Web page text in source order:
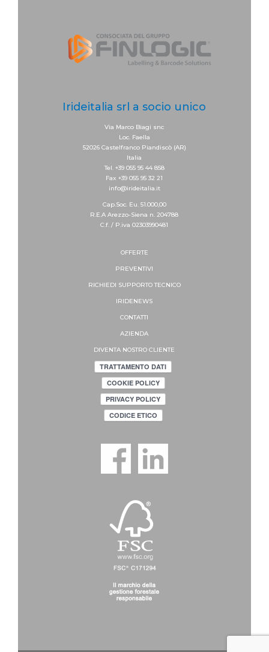
Irideitalia srl a socio unico
Via Marco Biagi snc
Loc. Faella
52026 Castelfranco Piandiscò (AR)
Italia
Tel. +39 055 95 44 858
Fax +39 055 95 32 21
info@irideitalia.it
Cap.Soc. Eu. 51.000,00
R.E.A Arezzo-Siena n. 204788
C.f. / P.iva 02303990481
OFFERTE
PREVENTIVI
RICHIEDI SUPPORTOTECNICO
IRIDENEWS
CONTATTI
AZIENDA
DIVENTA NOSTRO CLIENTE